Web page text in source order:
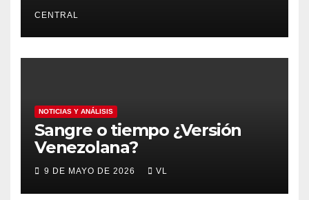
CENTRAL
NOTICIAS Y ANÁLISIS
Sangre o tiempo ¿Versión
Venezolana?
9 DE MAYO DE 2026 VL